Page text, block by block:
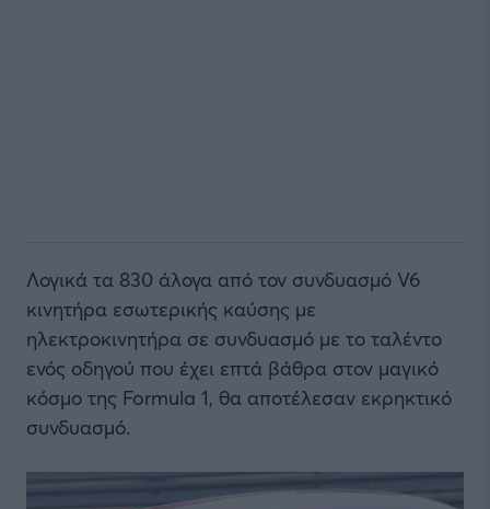
Λογικά τα 830 άλογα από τον συνδυασμό V6
κινητήρα εσωτερικής καύσης με
ηλεκτροκινητήρα σε συνδυασμό με το ταλέντο
ενός οδηγού που έχει επτά βάθρα στον μαγικό
κόσμο της Formula 1, θα αποτέλεσαν εκρηκτικό
συνδυασμό.